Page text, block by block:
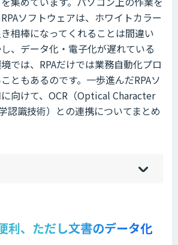
ソフトウェアは、ホワイトカラー
相棒になってくれることは間違い
、データ化・電子化が遅れている
では、RPAだけでは業務自動化プロ
ともあるのです。一歩進んだRPAソ
向けて、OCR（Optical Character
認識技術）との連携についてまとめ
hi
]
sh
]
利、ただし文書のデータ化